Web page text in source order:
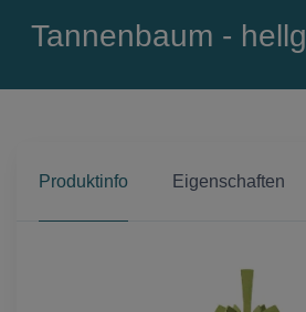
Tannenbaum -
Produktinfo Eigenschaften